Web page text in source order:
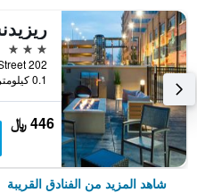
3 نجوم
0.1 كيلومتر عن وسط المدينة
446 ﷼
شاهد المزيد من الفنادق القريبة